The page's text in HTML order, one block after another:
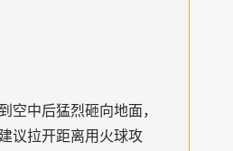
空中后猛烈砸向地面，
议拉开距离用火球攻